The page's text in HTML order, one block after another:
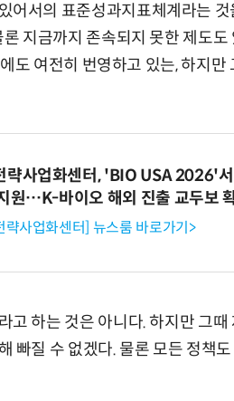
어서의 표준성과지표체계라는
지금까지 존속되지 못한 제도
도 여전히 번영하고 있는, 하지
략사업화센터, 'BIO USA 2026'
원…K-바이오 해외 진출 교두보
략사업화센터] 뉴스룸 바로가기>
고 하는 것은 아니다. 하지만 그때
빠질 수 없겠다. 물론 모든 정책